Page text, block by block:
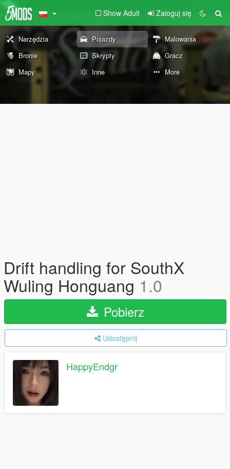
Show Adult Zaloguj się
Narzędzia Pojazdy
Malowania
Bronie
Skrypty
Gracz
Mapy
Inne More
Drift handling for SouthX
Wuling Honguang 1.0
Pobierz
Udostępnij
HappyEndgr